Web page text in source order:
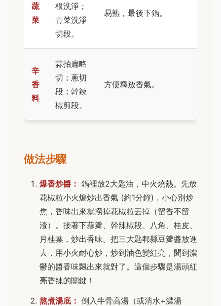
蔬
菜
根洗淨；
青菜洗淨
切段。
易熟，最後下鍋。
辛
香
料
蒜拍扁略
切；蔥切
段；幹辣
椒剪段。
方便釋放香氣。
做法步驟
爆香炒醬： 鍋裡放2大匙油，中火燒熱。先放
花椒粒小火煸炒出香氣 (約1分鐘)，小心別炒
焦，香味出來就撈掉花椒粒丟掉（留香不留
渣）。接著下蒜瓣、幹辣椒段、八角、桂皮、
月桂葉，炒出香味。把三大匙郫縣豆瓣醬放進
去，用小火耐心炒，炒到油色變紅亮，聞到濃
鬱的醬香味飄出來就對了。這個步驟是湯頭紅
亮香辣的關鍵！
熬煮湯底： 倒入牛骨高湯（或清水+濃湯